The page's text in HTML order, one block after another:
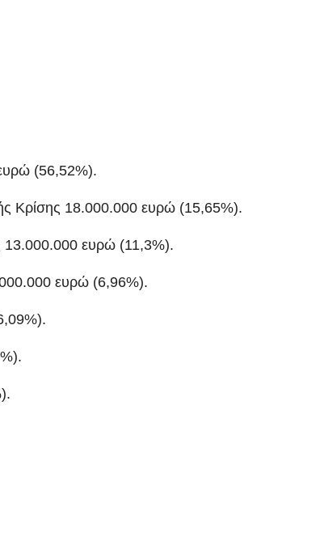
(56,52%).
Κρίσης 18.000.000 ευρώ (15,65%).
13.000.000 ευρώ (11,3%).
ευρώ (6,96%).